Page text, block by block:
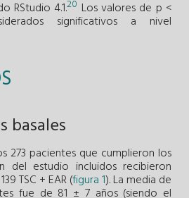
RStudio 4.1.20 Los valores de p <
significativos a nivel
basales
273 pacientes que cumplieron los
del estudio incluidos recibieron
TSC + EAR (figura 1). La media de
fue de 81 ± 7 años (siendo el